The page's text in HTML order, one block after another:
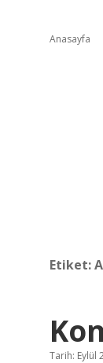
Anasayfa
Etiket:
Tarih: Eylül